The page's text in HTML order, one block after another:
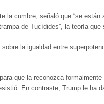
la cumbre, señaló que “se
de Tucídides”, la teoría
la igualdad entre
que la reconozca
En contraste, Trump le ha